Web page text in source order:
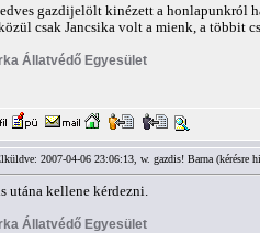
gazdijelölt kinézett a honlapunkról
csak Jancsika volt a mienk, a többit
Állatvédő Egyesület
2007-04-06 23:06:13, w. gazdis! Barna (kérésre
utána kellene kérdezni.
Állatvédő Egyesület